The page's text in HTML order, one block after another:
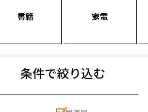
書籍 家電
条件で絞り込む